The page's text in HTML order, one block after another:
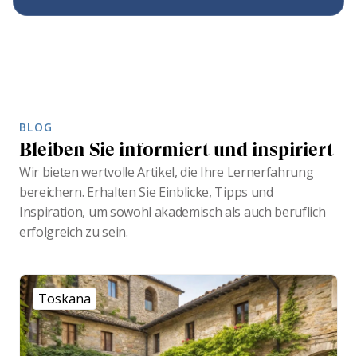
BLOG
Bleiben Sie informiert und inspiriert
Wir bieten wertvolle Artikel, die Ihre Lernerfahrung
bereichern. Erhalten Sie Einblicke, Tipps und
Inspiration, um sowohl akademisch als auch beruflich
erfolgreich zu sein.
Toskana